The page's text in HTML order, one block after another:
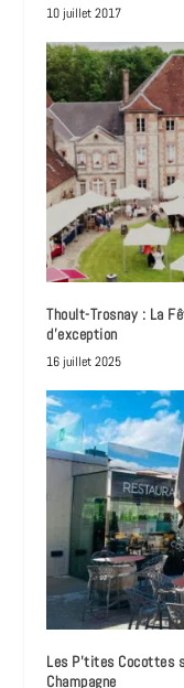
10 juillet 2017
Thoult-Trosnay : La
d’exception
16 juillet 2025
Les P’tites Cocottes
Champagne